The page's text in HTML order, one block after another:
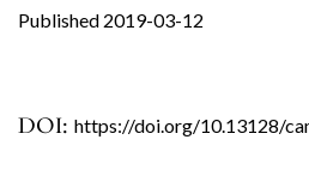
DOI: https://doi.org/10.13128/
Published 2019-03-12